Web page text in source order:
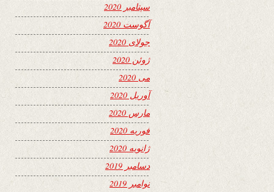
سپتامبر 2020
آگوست 2020
جولای 2020
ژوئن 2020
می 2020
آوریل 2020
مارس 2020
فوریه 2020
ژانویه 2020
دسامبر 2019
نوامبر 2019